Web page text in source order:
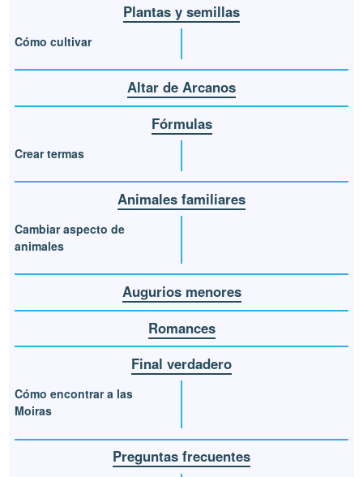
Plantas y semillas
Cómo cultivar
Altar de Arcanos
Fórmulas
Crear termas
Animales familiares
Cambiar aspecto de
animales
Augurios menores
Romances
Final verdadero
Cómo encontrar a las
Moiras
Preguntas frecuentes